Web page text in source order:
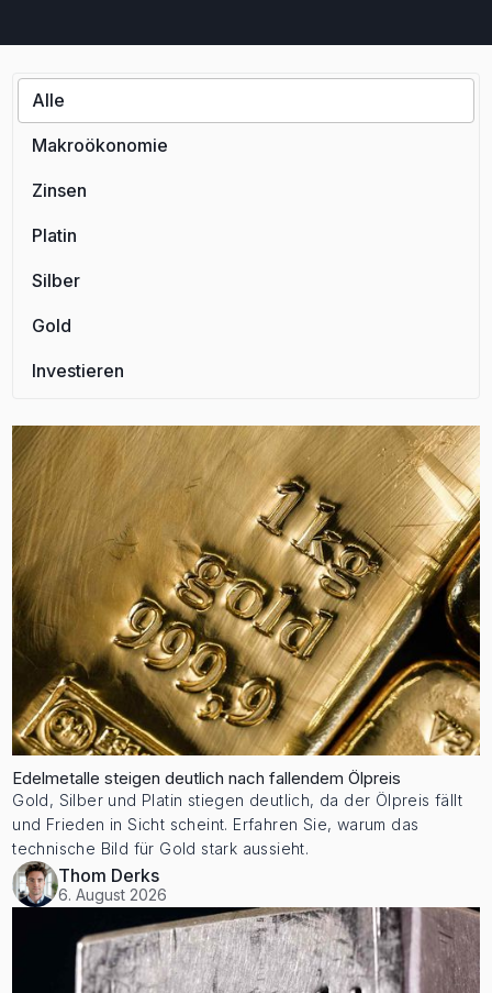
Alle
Makroökonomie
Zinsen
Platin
Silber
Gold
Investieren
Edelmetalle steigen deutlich nach fallendem Ölpreis
Gold, Silber und Platin stiegen deutlich, da der Ölpreis fällt
und Frieden in Sicht scheint. Erfahren Sie, warum das
technische Bild für Gold stark aussieht.
Thom Derks
6. August 2026